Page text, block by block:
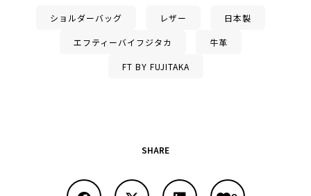
ショルダーバッグ レザー 日本製
エフティーバイフジタカ 牛革
FT BY FUJITAKA
SHARE